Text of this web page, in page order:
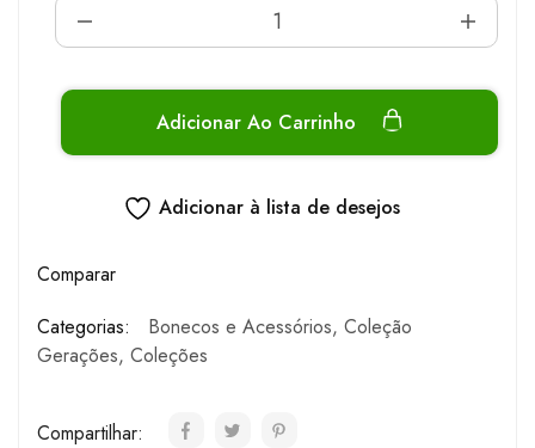
Adicionar Ao Carrinho
Adicionar à lista de desejos
Comparar
Categorias:
Bonecos e Acessórios, Coleção
Gerações, Coleções
Compartilhar: